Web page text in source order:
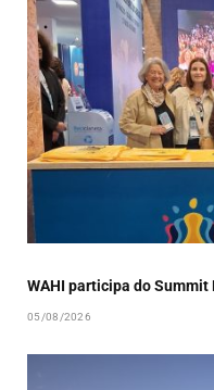
WAHI participa do
05/08/2026